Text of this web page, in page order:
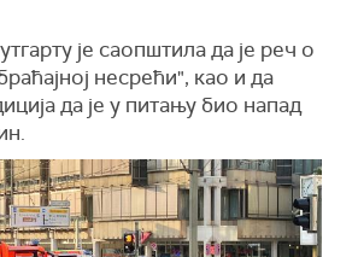
је саопштила да је реч о
несрећи", као и да
да је у питању био напад